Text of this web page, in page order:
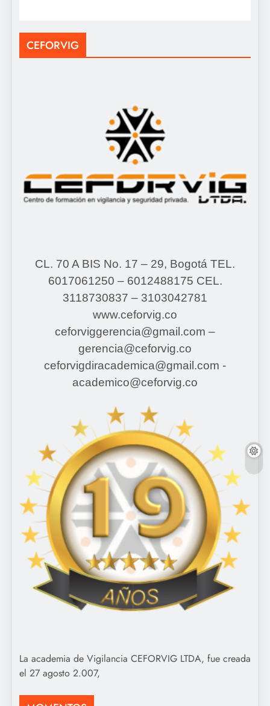
CEFORVIG
CL. 70 A BIS No. 17 – 29, Bogotá TEL.
6017061250 – 6012488175 CEL.
3118730837 – 3103042781
www.ceforvig.co
ceforviggerencia@gmail.com –
gerencia@ceforvig.co
ceforvigdiracademica@gmail.com -
academico@ceforvig.co
La academia de Vigilancia CEFORVIG LTDA, fue creada
el 27 agosto 2.007,